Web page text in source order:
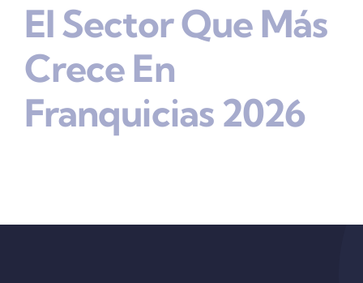
El Sector Que Más
Crece En
Franquicias 2026